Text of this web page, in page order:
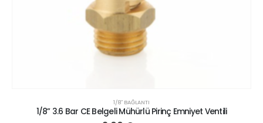
1/8″ BAĞLANTI
1/8” 3.6 Bar CE Belgeli Mühürlü Pirinç Emniyet Ventili